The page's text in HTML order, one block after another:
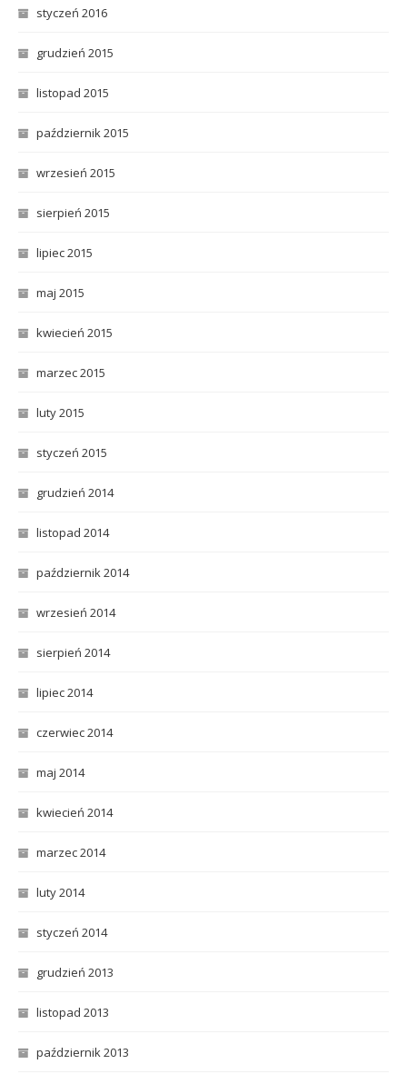
styczeń 2016
grudzień 2015
listopad 2015
październik 2015
wrzesień 2015
sierpień 2015
lipiec 2015
maj 2015
kwiecień 2015
marzec 2015
luty 2015
styczeń 2015
grudzień 2014
listopad 2014
październik 2014
wrzesień 2014
sierpień 2014
lipiec 2014
czerwiec 2014
maj 2014
kwiecień 2014
marzec 2014
luty 2014
styczeń 2014
grudzień 2013
listopad 2013
październik 2013